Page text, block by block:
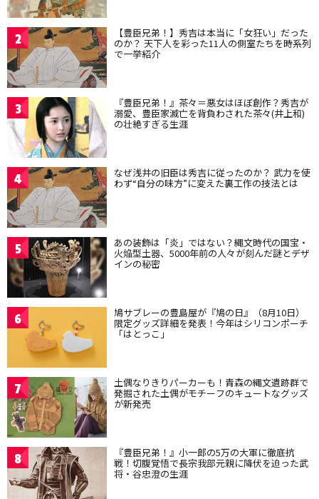
2 【豊臣兄弟！】秀吉は本当に「女狂い」だった
のか？ 天下人を彩った11人の側室たちを時系列
で一挙紹介
3 『豊臣兄弟！』茶々＝悪女はほぼ創作？秀吉が
溺愛、豊臣家滅亡を背負わされた茶々(井上和)
の壮絶すぎる生涯
4 なぜ浅井の旧臣は秀吉に従ったのか？ 武力を使
わず“自分の味方”に変えた裏工作の技法とは
5 あの装飾は「炎」ではない？縄文時代の国宝・
火焔型土器、5000年前の人々が刻んだ謎とデザ
インの秘密
6 鳩サブレーの豊島屋が『鳩の日』（8月10日）
限定グッズ詳細を発表！今年はシリコンポーチ
「はとっこ」
7 土偶なりきりパーカーも！青森の縄文遺跡群で
発掘された土偶がモチーフのキュートなグッズ
が新発売
8 『豊臣兄弟！』小一郎の5万の大軍に徹底抗
戦！切腹覚悟で長宗我部元親に降伏を迫った武
将・谷忠澄の生涯